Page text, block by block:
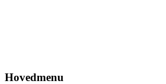
Hovedmenu